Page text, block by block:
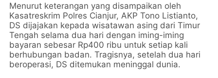
Menurut keterangan yang disampaikan oleh
Kasatreskrim Polres Cianjur, AKP Tono Listianto,
DS dijajakan kepada wisatawan asing dari Timur
Tengah selama dua hari dengan iming-iming
bayaran sebesar Rp400 ribu untuk setiap kali
berhubungan badan. Tragisnya, setelah dua hari
beroperasi, DS ditemukan meninggal dunia.